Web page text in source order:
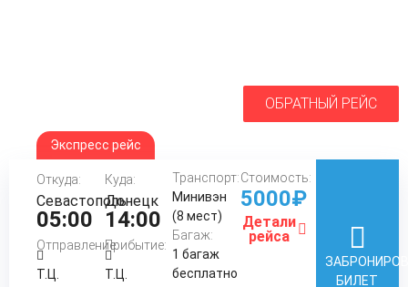
ОБРАТНЫЙ РЕЙС
Экспресс рейс
Откуда:
Севастополь
05:00
Отправление:
Т.Ц.
Куда:
Донецк
14:00
Прибытие:
Т.Ц.
Транспорт:
Минивэн
(8 мест)
Багаж:
1 багаж
бесплатно
Стоимость:
5000₽
Детали
рейса
БИЛЕТ